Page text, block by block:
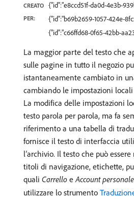
CREATO
PER:
{"id":"e8ccd51f-da0d-4e3b-
{"id":"b69b2659-1057-424e-
{"id":"c66ffd68-0f65-42bb-
La maggior parte del testo che
sulle pagine in tutto il negozio
istantaneamente cambiato in
cambiando le impostazioni
La modifica delle impostazioni
testo parola per parola, ma fa
riferimento a una tabella di
fornisce il testo di interfaccia
l’archivio. Il testo che può
titoli di navigazione, etichette,
quali Carrello eAccount personale
utilizzare lo strumento